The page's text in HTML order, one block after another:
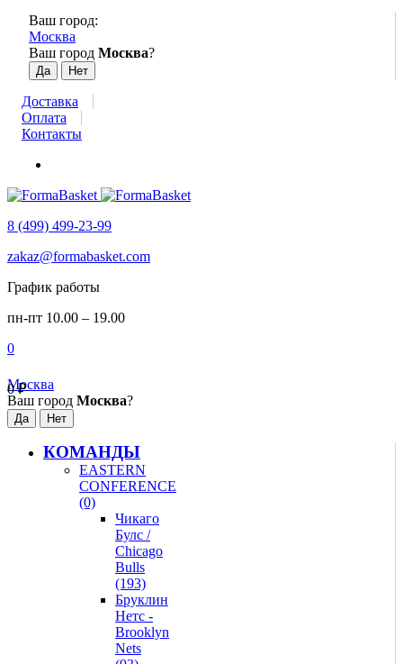
Ваш город:
Москва
Ваш город Москва?
Доставка
Оплата
Контакты
8 (499) 499-23-99
zakaz@formabasket.com
График работы
пн-пт 10.00 – 19.00
0
0₽
Москва
Ваш город Москва?
КОМАНДЫ
EASTERN
CONFERENCE
(0)
Чикаго
Булс /
Chicago
Bulls
(193)
Бруклин
Нетс -
Brooklyn
Nets